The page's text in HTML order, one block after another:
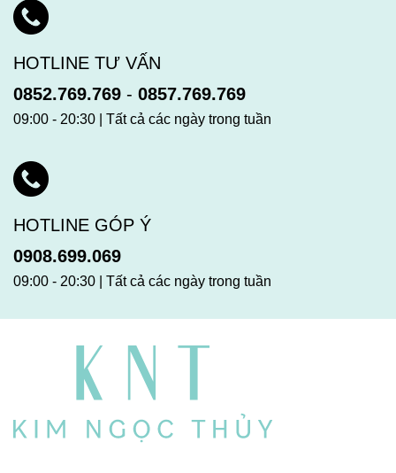
HOTLINE TƯ VẤN
0852.769.769 - 0857.769.769
09:00 - 20:30 | Tất cả các ngày trong tuần
HOTLINE GÓP Ý
0908.699.069
09:00 - 20:30 | Tất cả các ngày trong tuần